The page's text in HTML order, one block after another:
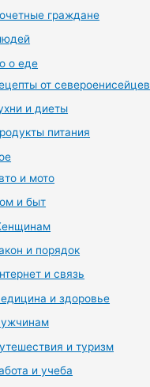
граждане
о еде
от североенисейцев
и диеты
питания
и мото
и быт
и порядок
и связь
и здоровье
и туризм
и учеба